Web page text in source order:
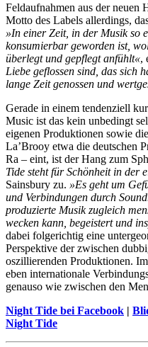
Feldaufnahmen aus der neuen
Motto des Labels allerdings,
»In einer Zeit, in der Musik so
konsumierbar geworden ist,
überlegt und gepflegt anfühlt«,
Liebe geflossen sind, das sich
lange Zeit genossen und
Gerade in einem tendenziell
Music ist das kein unbedingt
eigenen Produktionen sowie
La’Brooy etwa die deutschen
Ra – eint, ist der Hang zum
Tide steht für Schönheit in der
Sainsbury zu. »Es geht um
und Verbindungen durch
produzierte Musik zugleich
wecken kann, begeistert und
dabei folgerichtig eine
Perspektive der zwischen
oszillierenden Produktionen.
eben internationale
genauso wie zwischen den
Night Tide bei Facebook |
Night Tide